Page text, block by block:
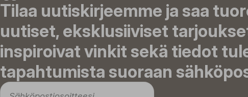
Tilaa uutiskirjeemme ja saa
uutiset, eksklusiiviset
inspiroivat vinkit sekä tiedot
tapahtumista suoraan